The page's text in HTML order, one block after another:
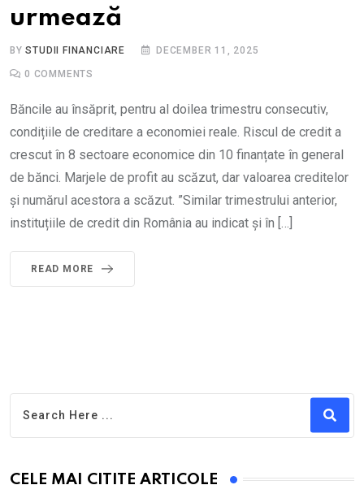
urmează
BYSTUDII FINANCIARE DECEMBER 11, 2025
0 COMMENTS
Băncile au însăprit, pentru al doilea trimestru consecutiv,
condițiile de creditare a economiei reale. Riscul de credit a
crescut în 8 sectoare economice din 10 finanțate în general
de bănci. Marjele de profit au scăzut, dar valoarea creditelor
și numărul acestora a scăzut. ”Similar trimestrului anterior,
instituțiile de credit din România au indicat și în […]
READ MORE
CELE MAI CITITE ARTICOLE